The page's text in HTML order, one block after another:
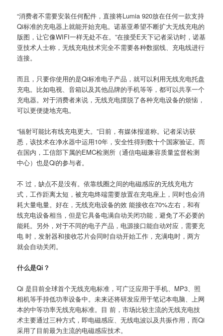
“消费者不需要安装任何配件，直接将Lumia 920放在任何一款支持
Qi标准的充电器上就能开始充电。诺基亚希望不断扩大无线充电的
版图，让它像WIFI一样无处不在。”在接受E天下记者采访时，诺基
亚技术人士称，无线充电技术完全不需要各种数据线、充电线进行
连接。
而且，只要你使用的是Qi标准电子产品，就可以利用无线充电托盘
充电。比如电视、音箱以及其他品牌的手机等等，都可以共享一个
充电器。对于消费者来说，无线充电摆脱了各种充电设备的烦恼，
可以更便捷地充电。
“辐射可能比有线充电更大。”日前，有媒体报道称。记者采访获
悉，该技术在净水器中运用10年，安全性得到数十个国家验证。而
在国内，工信部下属的EMC检测所（通信电磁兼容质量监督检测
中心）也是Qi的参与者。
不 过，缺点不是没有。依靠线圈之间的电磁感应的无线充电方
式，工作距离太短，被充电终端需要放置在充电座上，同时也会消
耗大量电量。好在，无线充电设备的效 能接收在70%左右，和有
线充电设备相当，但是它具备电满自动关闭功能，避免了不必要的
能耗。另外，对于不同的电子产品，电源接口能自动对应，需要充
电 时，发射器和接收芯片会同时自动开始工作，充满电时，两方
就会自动关闭。
什么是Qi？
Qi 是目前全球首个无线充电标准，可广泛应用于手机、MP3、照
相机等手持低功率设备中。未来还将研发应用于笔记本电脑、上网
本的中等功率无线充电标准。目 前，市场比较主流的无线充电技
术主要通过三种方式，即电磁感应、无线电波以及共振作用，而Qi
采用了目前最为主流的电磁感应技术。